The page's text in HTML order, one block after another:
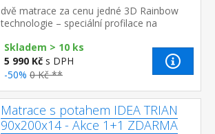
dvě matrace za cenu jedné 3D Rainbow
technologie – speciální profilace na
pěn různých vlastností a tuhostí, kt...
Skladem > 10 ks
5 990 Kč s DPH
-50% 0 Kč **
Matrace s potahem IDEA TRIAN
90x200x14 - Akce 1+1 ZDARMA